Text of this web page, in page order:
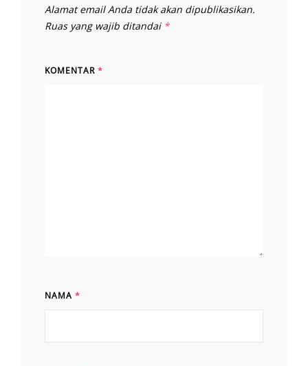
Alamat email Anda tidak akan dipublikasikan.
Ruas yang wajib ditandai *
KOMENTAR *
NAMA *